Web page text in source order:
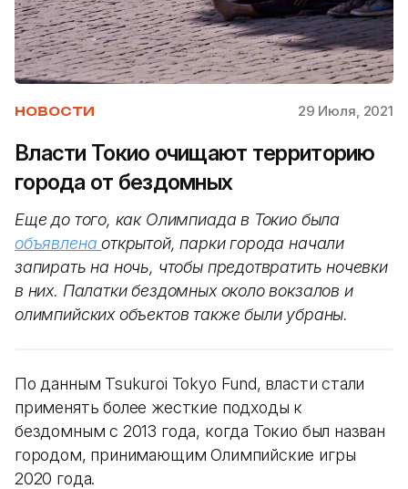
НОВОСТИ 29 Июля, 2021
Власти Токио очищают территорию
города от бездомных
Еще до того, как Олимпиада в Токио была
объявленаоткрытой, парки города начали
запирать на ночь, чтобы предотвратить ночевки
в них. Палатки бездомных около вокзалов и
олимпийских объектов также были убраны.
По данным Tsukuroi Tokyo Fund, власти стали
применять более жесткие подходы к
бездомным с 2013 года, когда Токио был назван
городом, принимающим Олимпийские игры
2020 года.